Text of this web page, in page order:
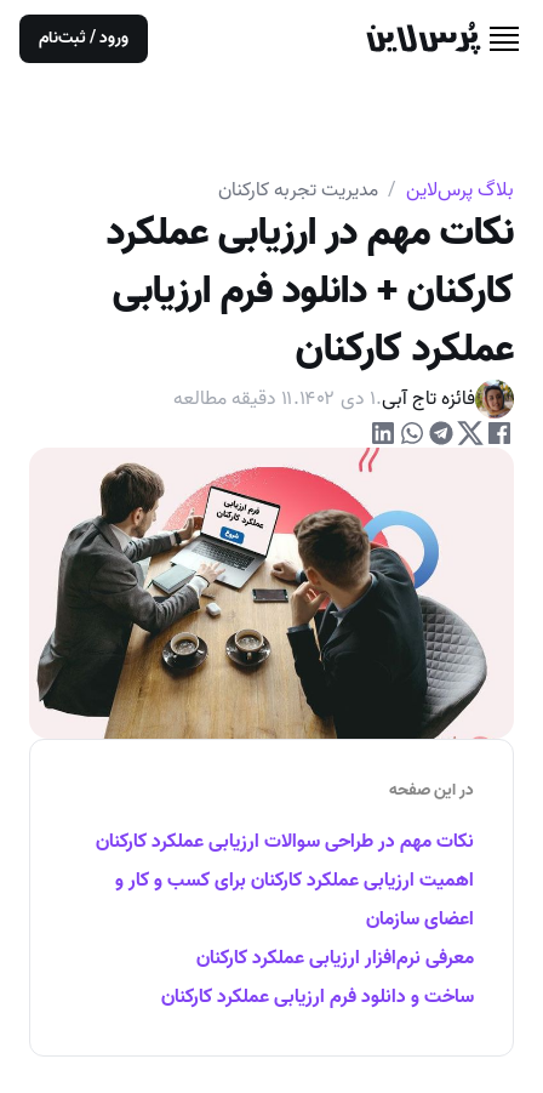
ورود / ثبت‌نام
بلاگ پرس‌لاین / مدیریت تجربه کارکنان
نکات مهم در ارزیابی عملکرد
کارکنان + دانلود فرم ارزیابی
عملکرد کارکنان
فائزه تاج آبی.۱ دی ۱۴۰۲ .۱۱ دقیقه مطالعه
در این صفحه
نکات مهم در طراحی سوالات ارزیابی عملکرد کارکنان
اهمیت ارزیابی عملکرد کارکنان برای کسب و کار و
اعضای سازمان
معرفی نرم‌افزار ارزیابی عملکرد کارکنان
ساخت و دانلود فرم ارزیابی عملکرد کارکنان